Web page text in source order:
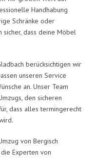
Handhabung
Schränke oder
dass deine Möbel
berücksichtigen wir
unseren Service
an. Unser Team
den sicheren
dass alles termingerecht
von Bergisch
Experten von